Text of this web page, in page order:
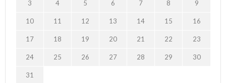
3 4 5 6 7 8 9
10 11 12 13 14 15 16
17 18 19 20 21 22 23
24 25 26 27 28 29 30
31